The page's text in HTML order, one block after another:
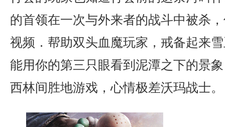
的首领在一次与外来者的战斗中被杀
视频．帮助双头血魔玩家，戒备起来
能用你的第三只眼看到泥潭之下的景
西林间胜地游戏，心情极差沃玛战士。